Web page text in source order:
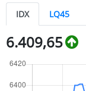
IDX LQ45
6.409,65